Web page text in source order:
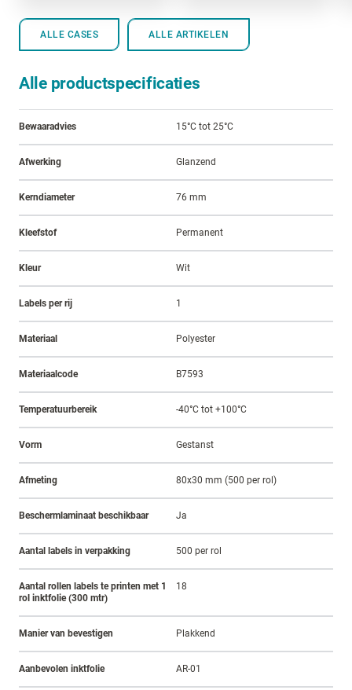
ALLE CASES ALLE ARTIKELEN
Alle productspecificaties
Bewaaradvies 15°C tot 25°C
Afwerking Glanzend
Kerndiameter 76 mm
Kleefstof Permanent
Kleur Wit
Labels per rij 1
Materiaal Polyester
Materiaalcode B7593
Temperatuurbereik -40°C tot +100°C
Vorm Gestanst
Afmeting 80x30 mm (500 per rol)
Beschermlaminaat beschikbaar Ja
Aantal labels in verpakking 500 per rol
Aantal rollen labels te printen met 1
rol inktfolie (300 mtr)
18
Manier van bevestigen Plakkend
Aanbevolen inktfolie AR-01